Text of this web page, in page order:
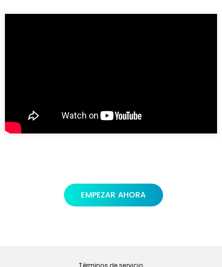
EMPEZAR AHORA
Términos de servicio